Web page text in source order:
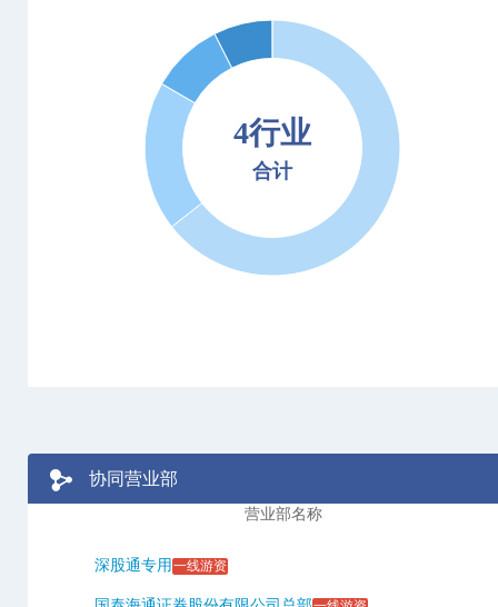
4行业
合计
协同营业部
营业部名称
深股通专用 一线游资